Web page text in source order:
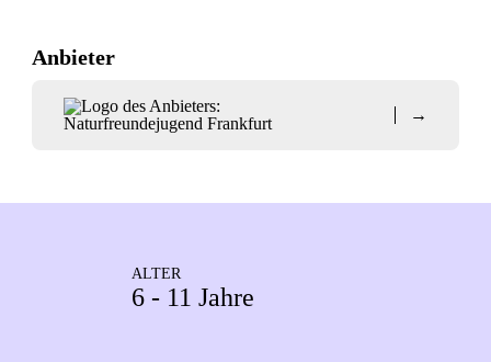
Anbieter
→
ALTER
6 - 11 Jahre